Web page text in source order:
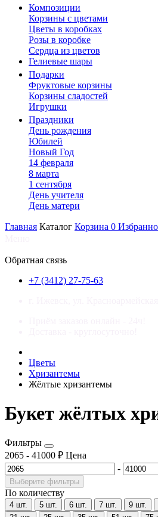
Композиции
Корзины с цветами
Цветы в коробках
Розы в коробке
Сердца из цветов
Гелиевые шары
Подарки
Фруктовые корзины
Корзины сладостей
Игрушки
Праздники
День рождения
Юбилей
Новый Год
14 февраля
8 марта
1 сентября
День учителя
День матери
Главная Каталог Корзина 0
Обратная связь
+7 (3412) 27-75-63
Цветы
Хризантемы
Жёлтые хризантемы
Букет жёлтых
Фильтры
2065 - 41000 ₽ Цена
-
Выберите фильтры
По количеству
4 шт. 5 шт. 6 шт. 7 шт. 9 шт.